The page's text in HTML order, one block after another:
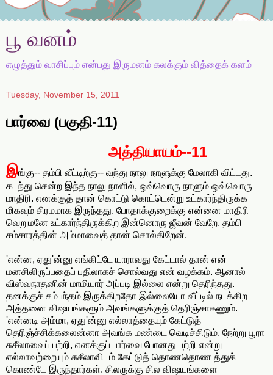
பூ வனம்
எழுத்தும் வாசிப்பும் என்பது இருமனம் கலக்கும் வித்தைக் களம்
Tuesday, November 15, 2011
பார்வை (பகுதி-11)
அத்தியாயம்--11
இங்கு-- தம்பி வீட்டிற்கு-- வந்து நாலு நாளுக்கு மேலாகி விட்டது.
கடந்து சென்ற இந்த நாலு நாளில், ஒவ்வொரு நாளும் ஒவ்வொரு
மாதிரி. எனக்குத் தான் கொட்டு கொட்டென்று உட்கார்ந்திருக்க
மிகவும் சிரமமாக இருந்தது. போதாக்குறைக்கு என்னை மாதிரி
வெறுமனே உட்கார்ந்திருக்கிற இன்னொரு ஜீவன் வேறே. தம்பி
சம்சாரத்தின் அம்மாவைத் தான் சொல்கிறேன்.
'என்ன, ஏது'ன்னு எங்கிட்டே யாராவது கேட்டால் தான் என்
மனசிலிருப்பதைப் பதிலாகச் சொல்வது என் வழக்கம். ஆனால்
விஸ்வநாதனின் மாமியார் அப்படி இல்லை என்று தெரிந்தது.
தனக்குச் சம்பந்தம் இருக்கிறதோ இல்லையோ வீட்டில் நடக்கிற
அத்தனை விஷயங்களும் அவங்களுக்குத் தெரிஞ்சாகணும்.
'என்னடி அம்மா, ஏது'ன்னு எல்லாத்தையும் கேட்டுத்
தெரிஞ்ச்சிக்கலைன்னா அவங்க மண்டை வெடிச்சிடும். நேற்று பூரா
சுசீலாவைப் பற்றி, எனக்குப் பார்வை போனது பற்றி என்று
எல்லாவற்றையும் சுசீலாவிடம் கேட்டுத் தொணதொண த்துக்
கொண்டே இருந்தார்கள். சிலருக்கு சில விஷயங்களை